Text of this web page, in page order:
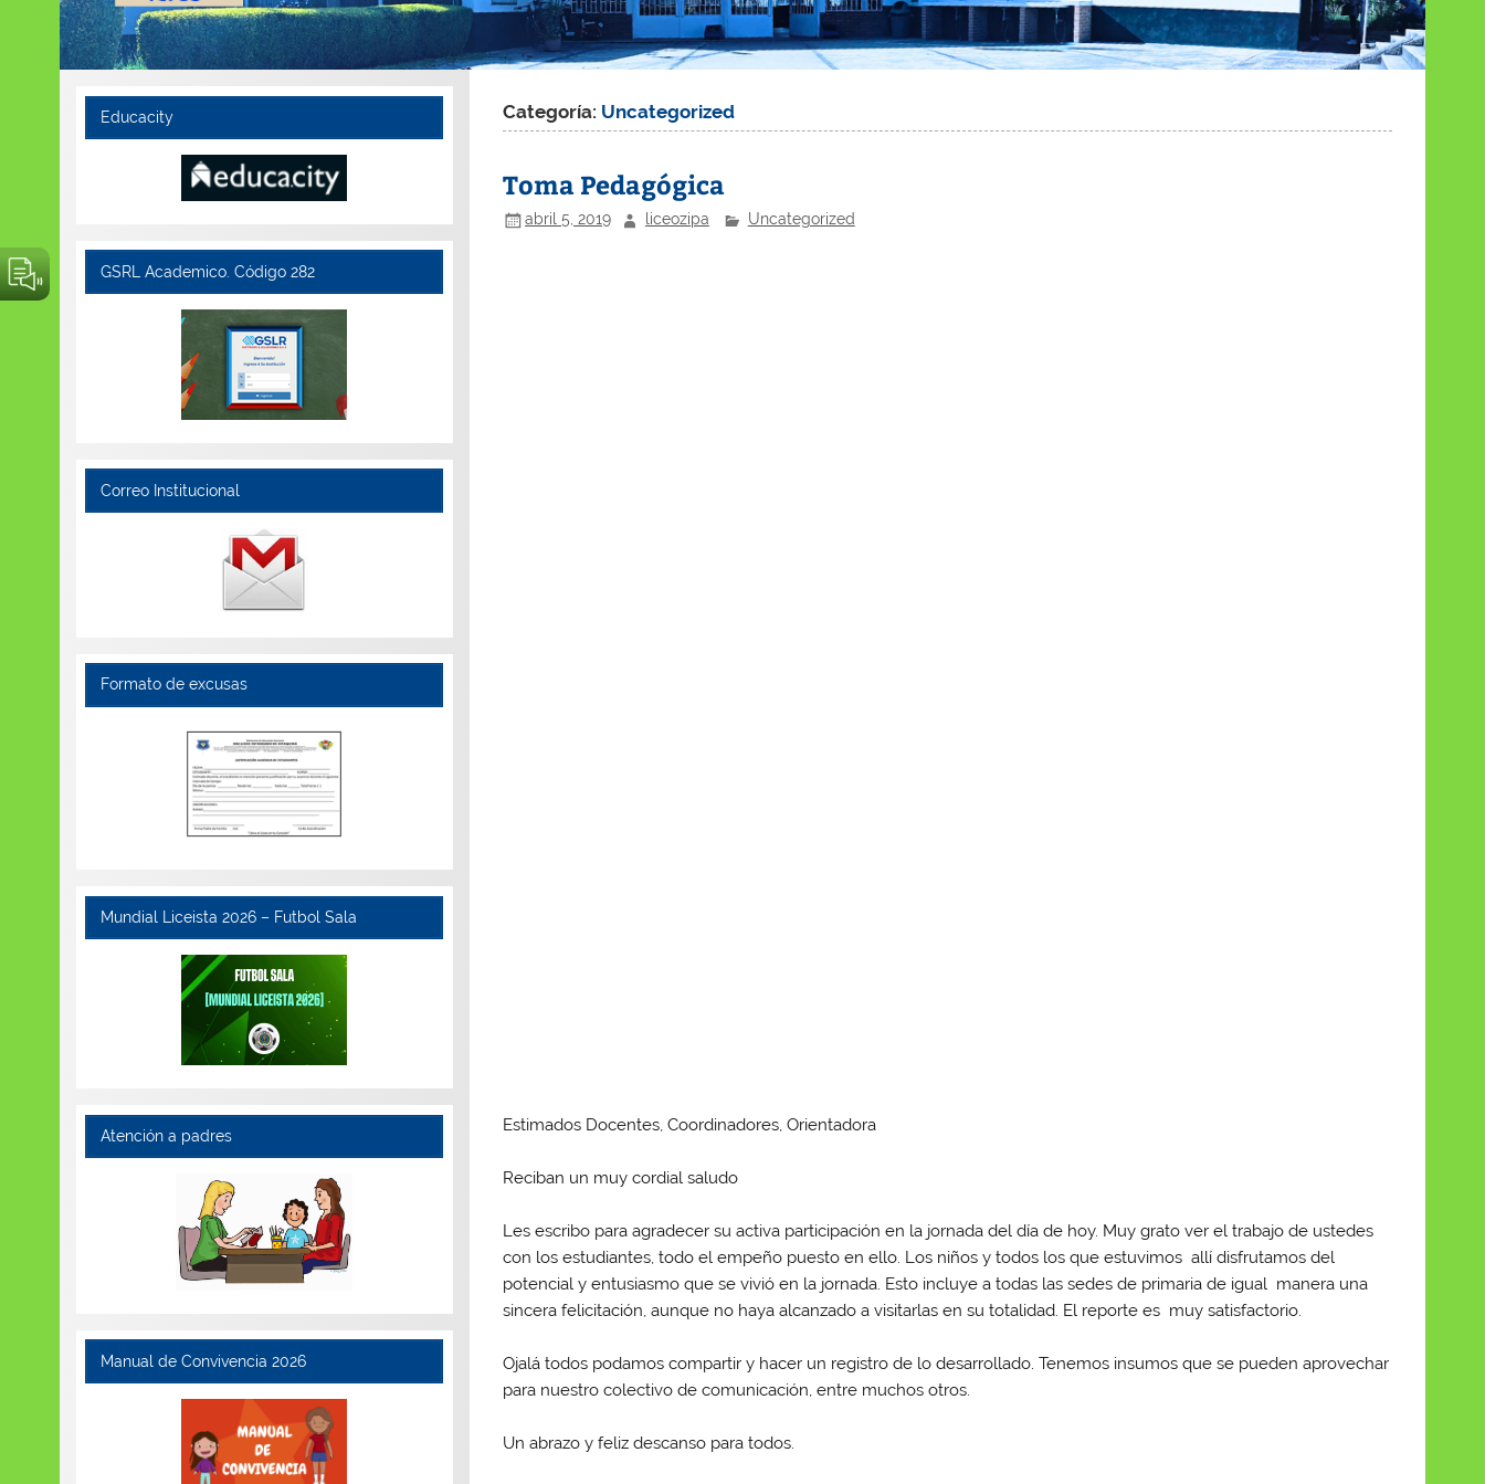
Categoría: Uncategorized
Toma Pedagógica
abril 5, 2019 liceozipa Uncategorized
Estimados Docentes, Coordinadores, Orientadora
Reciban un muy cordial saludo
Les escribo para agradecer su activa participación en la jornada del día de hoy. Muy grato ver el trabajo de ustedes
con los estudiantes, todo el empeño puesto en ello. Los niños y todos los que estuvimos allí disfrutamos del
potencial y entusiasmo que se vivió en la jornada. Esto incluye a todas las sedes de primaria de igual manera una
sincera felicitación, aunque no haya alcanzado a visitarlas en su totalidad. El reporte es muy satisfactorio.
Ojalá todos podamos compartir y hacer un registro de lo desarrollado. Tenemos insumos que se pueden aprovechar
para nuestro colectivo de comunicación, entre muchos otros.
Un abrazo y feliz descanso para todos.
Educacity
GSRL Academico. Código 282
Correo Institucional
Formato de excusas
Mundial Liceista 2026 – Futbol Sala
Atención a padres
Manual de Convivencia 2026